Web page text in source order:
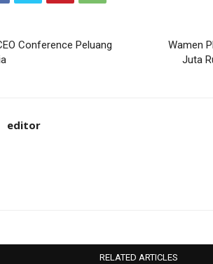
Conference Peluang
Wamen
Juta
editor
RELATED ARTICLES